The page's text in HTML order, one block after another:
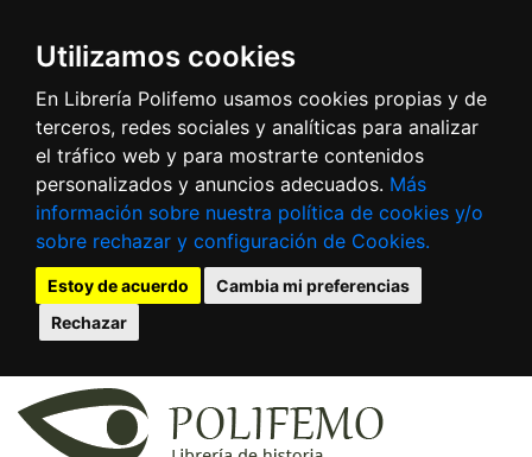
Utilizamos cookies
En Librería Polifemo usamos cookies propias y de
terceros, redes sociales y analíticas para analizar
el tráfico web y para mostrarte contenidos
personalizados y anuncios adecuados. Más
información sobre nuestra política de cookies y/o
sobre rechazar y configuración de Cookies.
Estoy de acuerdo
Cambia mi preferencias
Rechazar